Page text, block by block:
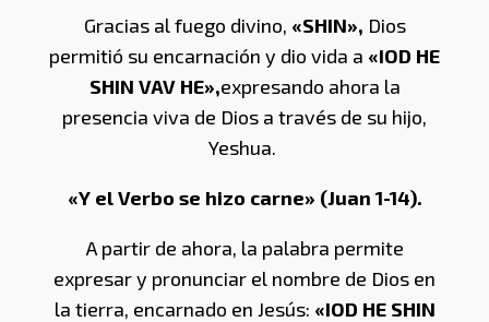
Gracias al fuego divino, «SHIN», Dios
permitió su encarnación y dio vida a «IOD HE
SHIN VAV HE»,expresando ahora la
presencia viva de Dios a través de su hijo,
Yeshua.
«Y el Verbo se hizo carne» (Juan 1-14).
A partir de ahora, la palabra permite
expresar y pronunciar el nombre de Dios en
la tierra, encarnado en Jesús: «IOD HE SHIN